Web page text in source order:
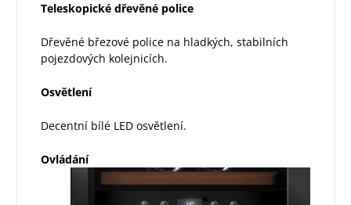
Teleskopické dřevěné police
Dřevěné březové police na hladkých, stabilních
pojezdových kolejnicích.
Osvětlení
Decentní bílé LED osvětlení.
Ovládání